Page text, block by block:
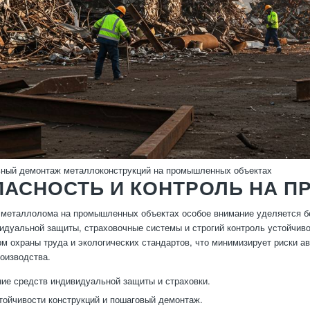
демонтаж металлоконструкций на промышленных объектах
И КОНТРОЛЬ НА
на промышленных объектах особое внимание уделяется
защиты, страховочные системы и строгий контроль
охраны труда и экологических стандартов, что минимизирует риски
средств индивидуальной защиты и страховки.
конструкций и пошаговый демонтаж.